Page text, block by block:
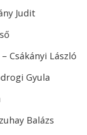
Judit
Csákányi László
Gyula
Balázs